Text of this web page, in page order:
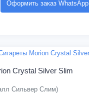
Оформить заказ WhatsApp
Crystal Silver Slim
Сильвер Слим)